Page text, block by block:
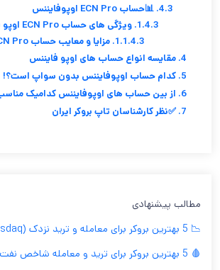
4.3. 📊حساب ECN Pro اوپوفایننس
1.4.3. ویژگی های حساب ECN Pro اوپو فارکس
1.1.4.3. مزایا و معایب حساب ECN Pro اوپو فایننس
4. مقایسه انواع حساب های اوپو فایننس
5. کدام حساب اوپوفایننس بدون سواپ است؟!
6. از بین حساب های اوپوفایننس کدامیک مناسب تر است؟!
7. ✅نظر کارشناسان تاپ بروکر ایران
مطالب پیشنهادی
📉 5 بهترین بروکر برای معامله و ترید نزدک (Nasdaq) 📈
🩸 5 بهترین بروکر برای ترید و معامله شاخص نفت 🩸